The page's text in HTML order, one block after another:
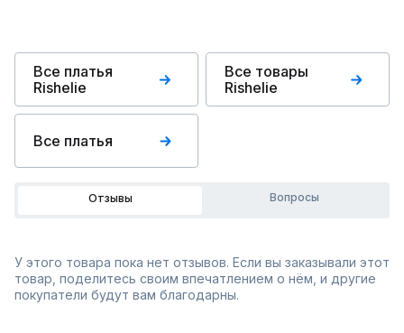
Все платья
Rishelie
Все товары
Rishelie
Все платья
Отзывы Вопросы
У этого товара пока нет отзывов. Если вы заказывали этот
товар, поделитесь своим впечатлением о нём, и другие
покупатели будут вам благодарны.